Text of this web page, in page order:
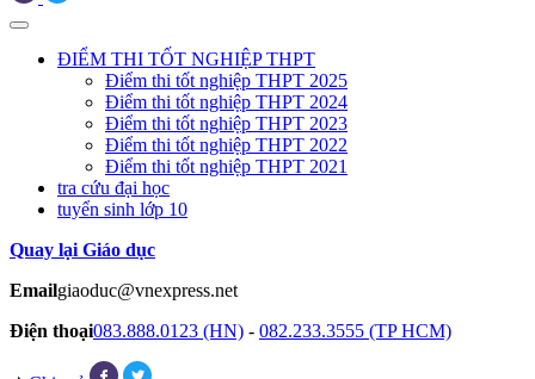
ĐIỂM THI TỐT NGHIỆP THPT
Điểm thi tốt nghiệp THPT 2025
Điểm thi tốt nghiệp THPT 2024
Điểm thi tốt nghiệp THPT 2023
Điểm thi tốt nghiệp THPT 2022
Điểm thi tốt nghiệp THPT 2021
tra cứu đại học
tuyển sinh lớp 10
Quay lại Giáo dục
Emailgiaoduc@vnexpress.net
Điện thoại083.888.0123 (HN) - 082.233.3555 (TP HCM)